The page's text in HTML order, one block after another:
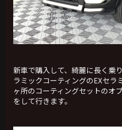
新車で購入して、綺麗に長く乗
ラミックコーティングのEXセラ
ヶ所のコーティングセットのオ
をして行きます。